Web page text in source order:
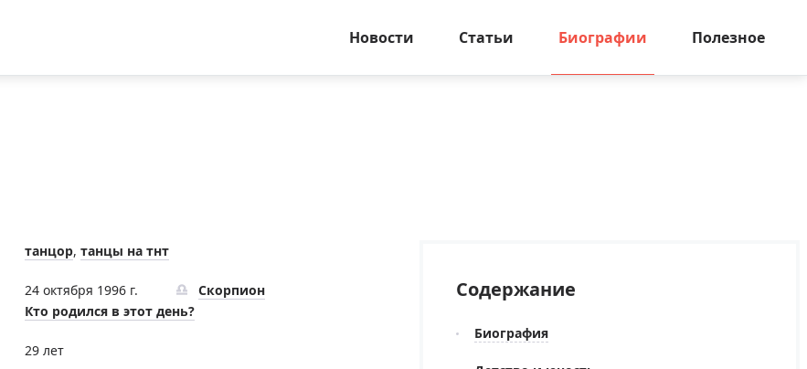
Новости Статьи Биографии Полезное
танцор, танцы на тнт
24 октября 1996 г.
Скорпион
Кто родился в этот день?
29 лет
Содержание
Биография